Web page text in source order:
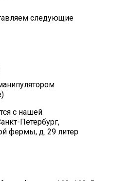
следующие
с нашей
Петербург,
фермы, д. 29 литер